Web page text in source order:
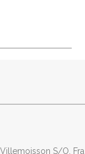
Villemoisson S/